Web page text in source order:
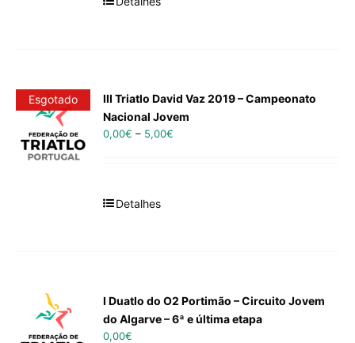
Esgotado
III Triatlo David Vaz 2019 – Campeonato
Nacional Jovem
0,00€ – 5,00€
Detalhes
I Duatlo do O2 Portimão – Circuito Jovem
do Algarve – 6ª e última etapa
0,00€